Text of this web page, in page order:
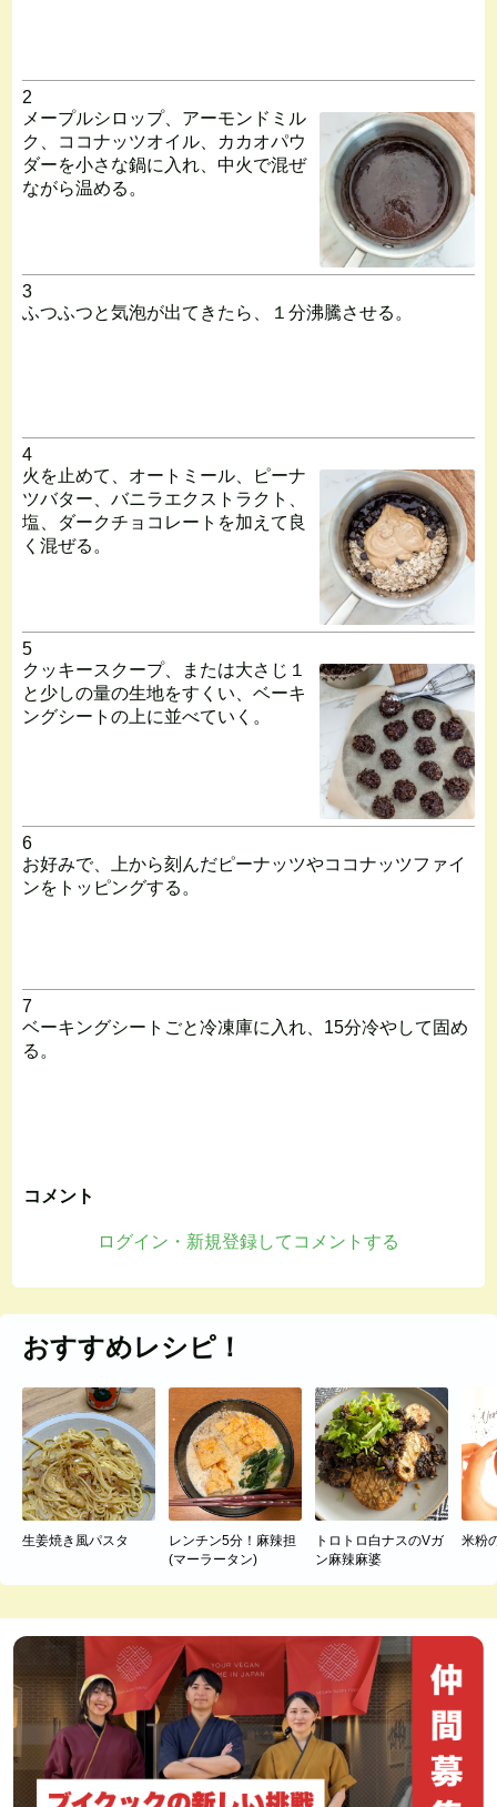
2
メープルシロップ、アーモンドミル
ク、ココナッツオイル、カカオパウ
ダーを小さな鍋に入れ、中火で混ぜ
ながら温める。
3
ふつふつと気泡が出てきたら、１分沸騰させる。
4
火を止めて、オートミール、ピーナ
ツバター、バニラエクストラクト、
塩、ダークチョコレートを加えて良
く混ぜる。
5
クッキースクープ、または大さじ１
と少しの量の生地をすくい、ベーキ
ングシートの上に並べていく。
6
お好みで、上から刻んだピーナッツやココナッツファイ
ンをトッピングする。
7
ベーキングシートごと冷凍庫に入れ、15分冷やして固め
る。
コメント
ログイン・新規登録してコメントする
おすすめレシピ！
生姜焼き風パスタ
レンチン5分！麻辣担
(マーラータン)
トロトロ白ナスのVガ
ン麻辣麻婆
米粉